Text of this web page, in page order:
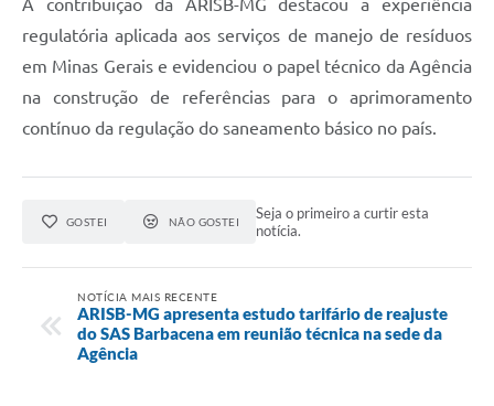
A contribuição da ARISB-MG destacou a experiência
regulatória aplicada aos serviços de manejo de resíduos
em Minas Gerais e evidenciou o papel técnico da Agência
na construção de referências para o aprimoramento
contínuo da regulação do saneamento básico no país.
GOSTEI NÃO GOSTEI
Seja o primeiro a curtir esta
notícia.
NOTÍCIA MAIS RECENTE
ARISB-MG apresenta estudo tarifário de reajuste
do SAS Barbacena em reunião técnica na sede da
Agência